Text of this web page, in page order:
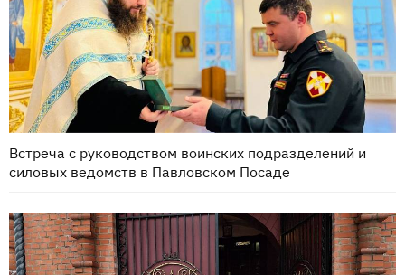
Встреча с руководством воинских подразделений и
силовых ведомств в Павловском Посаде